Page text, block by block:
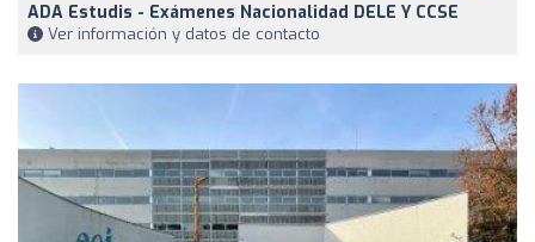
ADA Estudis - Exámenes Nacionalidad DELE Y CCSE
Ver información y datos de contacto